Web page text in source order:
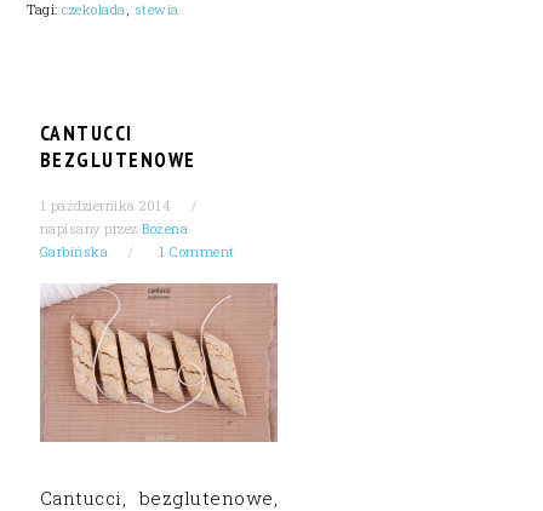
Tagi:czekolada, stewia
CANTUCCI
BEZGLUTENOWE
1 października 2014
napisany przezBożena
Garbińska
1 Comment
Cantucci, bezglutenowe,